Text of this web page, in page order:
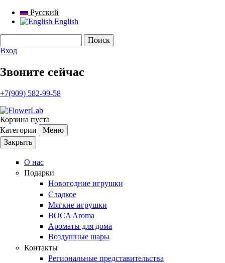
Русский
English
Форма поиска
Вход
Звоните сейчас
+7(909) 582-99-58
Корзина пуста
Категории
Меню
Закрыть
О нас
Подарки
Новогодние игрушки
Сладкое
Мягкие игрушки
BOCA Aroma
Ароматы для дома
Воздушные шары
Контакты
Региональные представительства